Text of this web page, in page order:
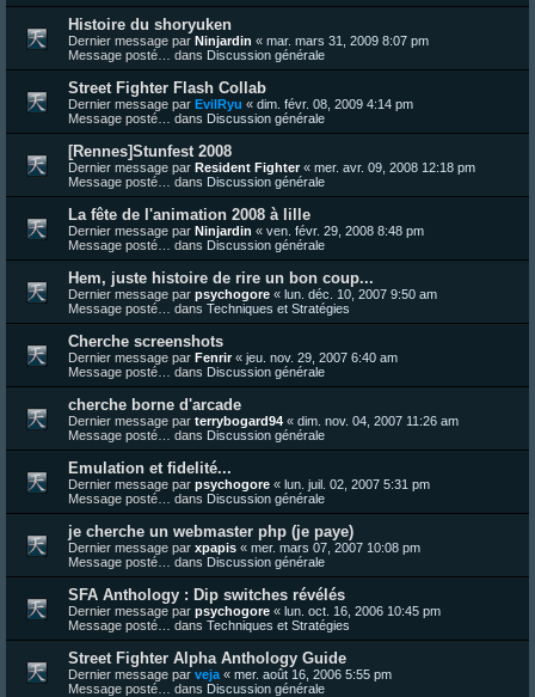
Histoire du shoryuken
Dernier message par Ninjardin « mar. mars 31, 2009 8:07 pm
Message posté… dans Discussion générale
Street Fighter Flash Collab
Dernier message par EvilRyu « dim. févr. 08, 2009 4:14 pm
Message posté… dans Discussion générale
[Rennes]Stunfest 2008
Dernier message par Resident Fighter« mer. avr. 09, 2008 12:18 pm
Message posté… dans Discussion générale
La fête de l'animation 2008 à lille
Dernier message par Ninjardin « ven. févr. 29, 2008 8:48 pm
Message posté… dans Discussion générale
Hem, juste histoire de rire un bon coup...
Dernier message par psychogore « lun. déc. 10, 2007 9:50 am
Message posté… dans Techniques et Stratégies
Cherche screenshots
Dernier message par Fenrir« jeu. nov. 29, 2007 6:40 am
Message posté… dans Discussion générale
cherche borne d'arcade
Dernier message par terrybogard94 « dim. nov. 04, 2007 11:26 am
Message posté… dans Discussion générale
Emulation et fidelité...
Dernier message par psychogore « lun. juil. 02, 2007 5:31 pm
Message posté… dans Discussion générale
je cherche un webmaster php (je paye)
Dernier message par xpapis « mer. mars 07, 2007 10:08 pm
Message posté… dans Discussion générale
SFA Anthology : Dip switches révélés
Dernier message par psychogore « lun. oct. 16, 2006 10:45 pm
Message posté… dans Techniques et Stratégies
Street Fighter Alpha Anthology Guide
Dernier message par veja « mer. août 16, 2006 5:55 pm
Message posté… dans Discussion générale